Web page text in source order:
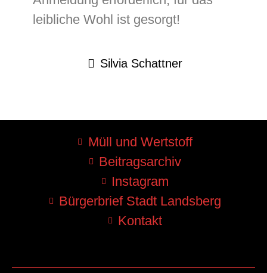
Silvia Schattner
Müll und Wertstoff
Beitragsarchiv
Instagram
Bürgerbrief Stadt Landsberg
Kontakt